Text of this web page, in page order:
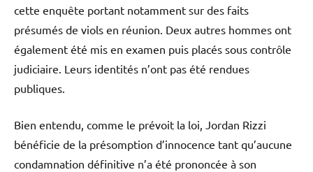
cette enquête portant notamment sur des faits
présumés de viols en réunion. Deux autres hommes ont
également été mis en examen puis placés sous contrôle
judiciaire. Leurs identités n’ont pas été rendues
publiques.
Bien entendu, comme le prévoit la loi, Jordan Rizzi
bénéficie de la présomption d’innocence tant qu’aucune
condamnation définitive n’a été prononcée à son